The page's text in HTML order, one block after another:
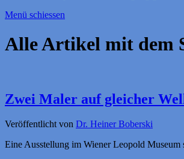
Menü schiessen
Alle Artikel mit dem
Zwei Maler auf gleicher
Veröffentlicht von Dr. Heiner Boberski
Eine Ausstellung im Wiener Leopold